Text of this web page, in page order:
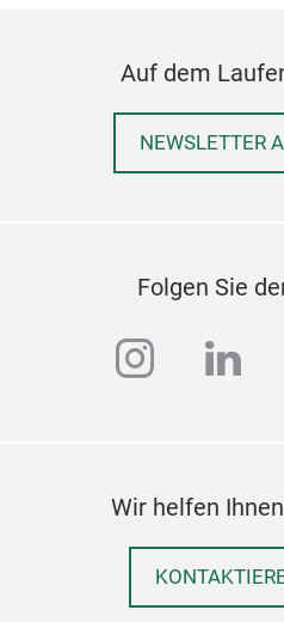
Auf dem
NEWSLETTER
Folgen Sie
Wir helfen